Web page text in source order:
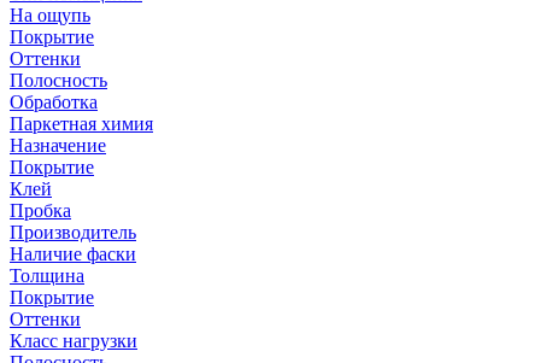
На ощупь
Покрытие
Оттенки
Полосность
Обработка
Паркетная химия
Назначение
Покрытие
Клей
Пробка
Производитель
Наличие фаски
Толщина
Покрытие
Оттенки
Класс нагрузки